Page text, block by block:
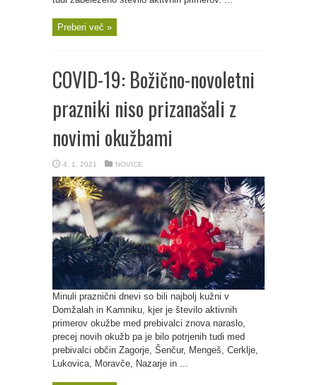
Preberi več »
COVID-19: Božično-novoletni
prazniki niso prizanašali z
novimi okužbami
4. 1. 2021 NOVICE
Minuli praznični dnevi so bili najbolj kužni v
Domžalah in Kamniku, kjer je število aktivnih
primerov okužbe med prebivalci znova naraslo,
precej novih okužb pa je bilo potrjenih tudi med
prebivalci občin Zagorje, Šenčur, Mengeš, Cerklje,
Lukovica, Moravče, Nazarje in ...